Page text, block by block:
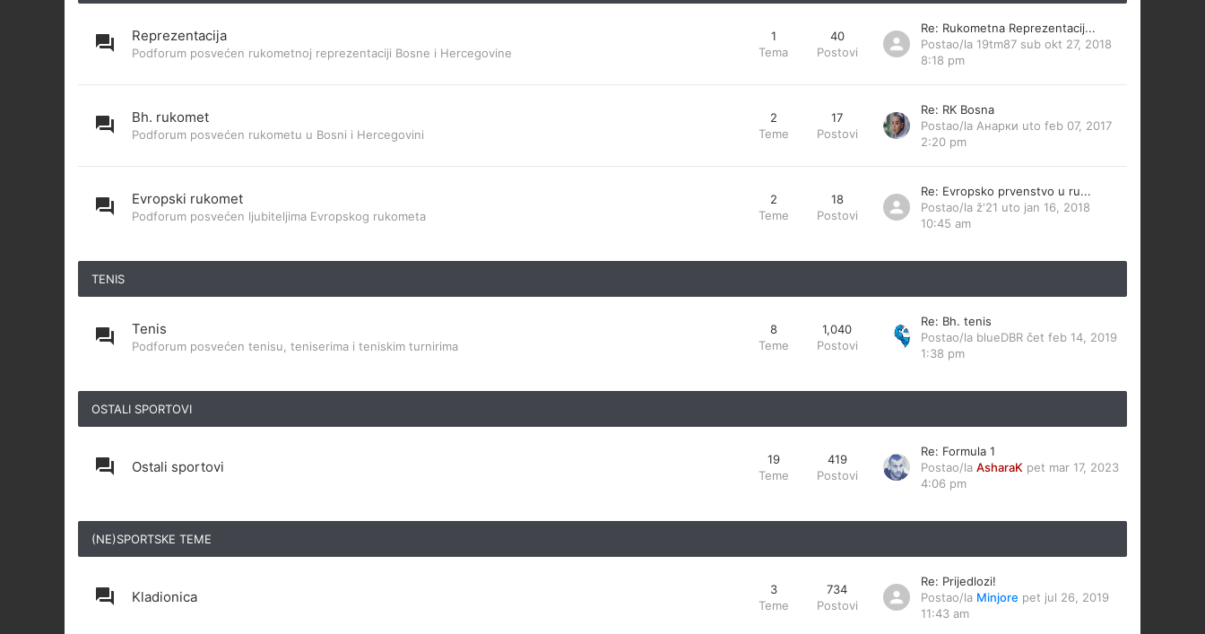
Reprezentacija
Podforum posvećen rukometnoj reprezentaciji Bosne i Hercegovine
1
Tema
40
Postovi
Re: Rukometna Reprezentacij...
Postao/la 19tm87 sub okt 27, 2018
8:18 pm
Bh. rukomet
Podforum posvećen rukometu u Bosni i Hercegovini
2
Teme
17
Postovi
Re: RK Bosna
Postao/la Анарки uto feb 07, 2017
2:20 pm
Evropski rukomet
Podforum posvećen ljubiteljima Evropskog rukometa
2
Teme
18
Postovi
Re: Evropsko prvenstvo u ru...
Postao/la ž'21 uto jan 16, 2018
10:45 am
TENIS
Tenis
Podforum posvećen tenisu, teniserima i teniskim turnirima
8
Teme
1,040
Postovi
Re: Bh. tenis
Postao/la blueDBR čet feb 14, 2019
1:38 pm
OSTALI SPORTOVI
Ostali sportovi
19
Teme
419
Postovi
Re: Formula 1
Postao/la AsharaK pet mar 17, 2023
4:06 pm
(NE)SPORTSKE TEME
Kladionica
3
Teme
734
Postovi
Re: Prijedlozi!
Postao/la Minjore pet jul 26, 2019
11:43 am